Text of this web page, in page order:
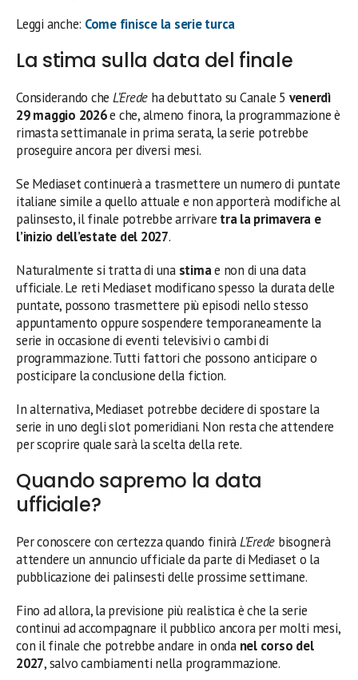
Leggi anche: Come finisce la serie turca
La stima sulla data del finale
Considerando che L’Erede ha debuttato su Canale 5 venerdì
29 maggio 2026e che, almeno finora, la programmazione è
rimasta settimanale in prima serata, la serie potrebbe
proseguire ancora per diversi mesi.
Se Mediaset continuerà a trasmettere un numero di puntate
italiane simile a quello attuale e non apporterà modifiche al
palinsesto, il finale potrebbe arrivare tra la primavera e
l’inizio dell’estate del 2027.
Naturalmente si tratta di una stimae non di una data
ufficiale. Le reti Mediaset modificano spesso la durata delle
puntate, possono trasmettere più episodi nello stesso
appuntamento oppure sospendere temporaneamente la
serie in occasione di eventi televisivi o cambi di
programmazione. Tutti fattori che possono anticipare o
posticipare la conclusione della fiction.
In alternativa, Mediaset potrebbe decidere di spostare la
serie in uno degli slot pomeridiani. Non resta che attendere
per scoprire quale sarà la scelta della rete.
Quando sapremo la data
ufficiale?
Per conoscere con certezza quando finiràL’Erede bisognerà
attendere un annuncio ufficiale da parte di Mediaset o la
pubblicazione dei palinsesti delle prossime settimane.
Fino ad allora, la previsione più realistica è che la serie
continui ad accompagnare il pubblico ancora per molti mesi,
con il finale che potrebbe andare in onda nel corso del
2027, salvo cambiamenti nella programmazione.